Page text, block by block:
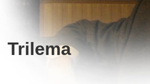
Trilema